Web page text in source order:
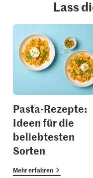
Lass
Pasta-Rezepte:
Ideen für die
beliebtesten
Sorten
Mehr erfahren